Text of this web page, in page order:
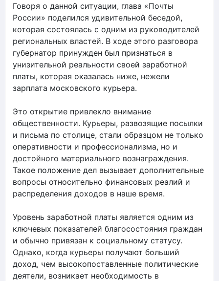
Говоря о данной ситуации, глава «Почты
России» поделился удивительной беседой,
которая состоялась с одним из руководителей
региональных властей. В ходе этого разговора
губернатор принужден был признаться в
унизительной реальности своей заработной
платы, которая оказалась ниже, нежели
зарплата московского курьера.
Это открытие привлекло внимание
общественности. Курьеры, развозящие посылки
и письма по столице, стали образцом не только
оперативности и профессионализма, но и
достойного материального вознаграждения.
Такое положение дел вызывает дополнительные
вопросы относительно финансовых реалий и
распределения доходов в наше время.
Уровень заработной платы является одним из
ключевых показателей благосостояния граждан
и обычно привязан к социальному статусу.
Однако, когда курьеры получают больший
доход, чем высокопоставленные политические
деятели, возникает необходимость в